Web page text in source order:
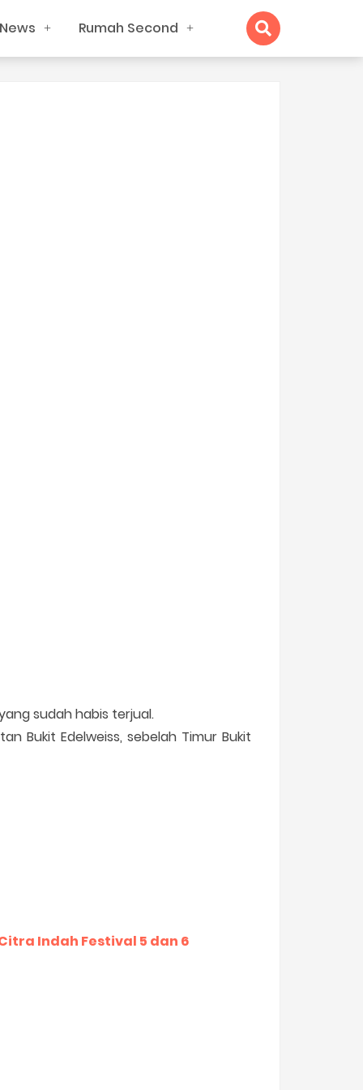
News Rumah Second
sudah habis terjual.
Bukit Edelweiss, sebelah Timur Bukit
Indah Festival 5 dan 6